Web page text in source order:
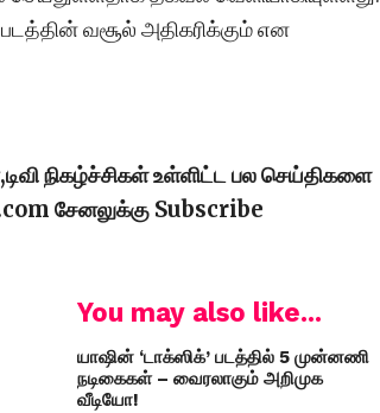
வசூல் அதிகரிக்கும் என
நிகழ்ச்சிகள் உள்ளிட்ட பல செய்திகளை
சேனலுக்கு Subscribe
You may also like...
யாஷின் ‘டாக்ஸிக்’ படத்தில் 5 முன்னணி
நடிகைகள் – வைரலாகும் அறிமுக
வீடியோ!